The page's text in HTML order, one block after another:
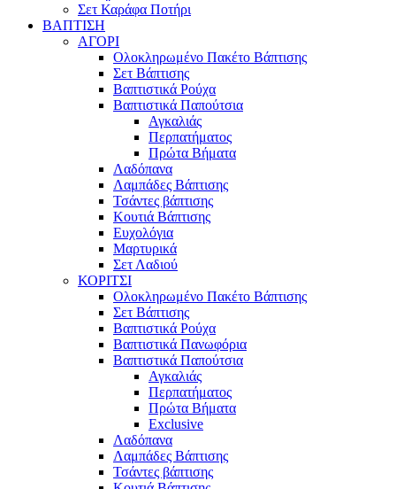
Σετ Καράφα Ποτήρι
ΒΑΠΤΙΣΗ
ΑΓΟΡΙ
Ολοκληρωμένο Πακέτο Βάπτισης
Σετ Βάπτισης
Βαπτιστικά Ρούχα
Βαπτιστικά Παπούτσια
Αγκαλιάς
Περπατήματος
Πρώτα Βήματα
Λαδόπανα
Λαμπάδες Βάπτισης
Τσάντες βάπτισης
Κουτιά Βάπτισης
Ευχολόγια
Μαρτυρικά
Σετ Λαδιού
ΚΟΡΙΤΣΙ
Ολοκληρωμένο Πακέτο Βάπτισης
Σετ Βάπτισης
Βαπτιστικά Ρούχα
Βαπτιστικά Πανωφόρια
Βαπτιστικά Παπούτσια
Αγκαλιάς
Περπατήματος
Πρώτα Βήματα
Exclusive
Λαδόπανα
Λαμπάδες Βάπτισης
Τσάντες βάπτισης